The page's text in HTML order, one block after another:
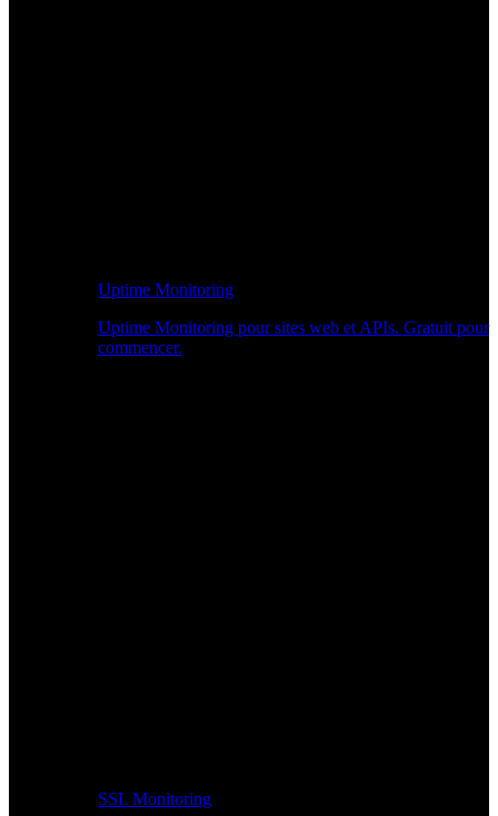
Uptime Monitoring
Uptime Monitoring pour sites web et APIs. Gratuit pour
commencer.
SSL Monitoring